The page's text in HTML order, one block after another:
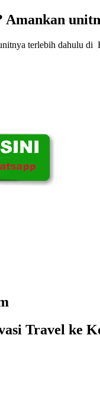
terlebih dahulu di
Travel ke